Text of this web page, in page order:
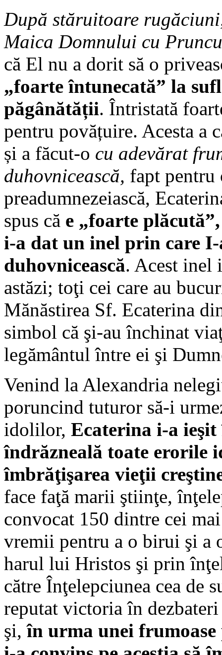
După stăruitoare
Maica Domnului cu
că El nu a dorit să o
„foarte întunecată” la
păgânătății. Întristată
pentru povățuire. Acesta a
și a făcut-o cu adevărat
duhovnicească, fapt pentru
preadumnezeiască,
spus că e „foarte
i-a dat un inel prin care I-
duhovnicească. Acest inel
astăzi; toţi cei care au
Mănăstirea Sf. Ecaterina
simbol că şi-au închinat
legământul între ei şi
Venind la Alexandria
poruncind tuturor să-i
idolilor, Ecaterina i-a
îndrăzneală toate erorile
îmbrăţişarea vieţii
face faţă marii ştiinţe,
convocat 150 dintre cei
vremii pentru a o birui şi a
harul lui Hristos şi prin
către Înţelepciunea cea de
reputat victoria în
şi, în urma unei